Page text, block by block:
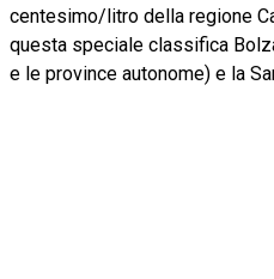
centesimo/litro della regione
questa speciale classifica
e le province autonome) e la